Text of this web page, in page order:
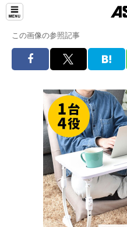
この画像の参照記事